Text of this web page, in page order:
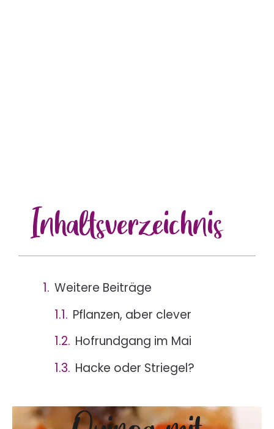
Inhaltsverzeichnis
Weitere Beiträge
Pflanzen, aber clever
Hofrundgang im Mai
Hacke oder Striegel?